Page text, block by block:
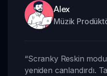
Alex
Müzik
“Scranky Reskin
yeniden canlandırdı.